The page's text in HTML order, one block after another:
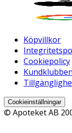
Köpvillkor
Cookiepolicy
Cookieinställningar
© Apoteket AB